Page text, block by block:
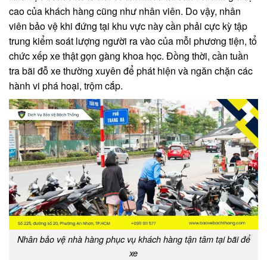
cao của khách hàng cũng như nhân viên. Do vậy, nhân
viên bảo vệ khi đứng tại khu vực này cần phải cực kỳ tập
trung kiểm soát lượng người ra vào của mỗi phương tiện, tổ
chức xếp xe thật gọn gàng khoa học. Đồng thời, cần tuần
tra bãi đỗ xe thường xuyên để phát hiện và ngăn chặn các
hành vi phá hoại, trộm cắp.
Nhân bảo vệ nhà hàng phục vụ khách hàng tận tâm tại bãi để
xe